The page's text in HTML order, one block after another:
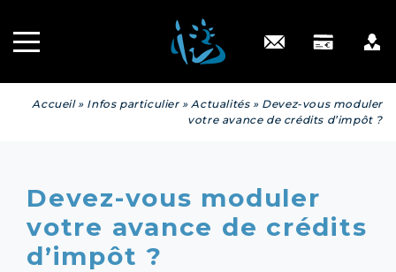
Engagé RSE
Contact
Accueil» Infos particulier»Actualités» Devez-vous moduler
votre avance de crédits d’impôt ?
Devez-vous moduler
votre avance de crédits
d’impôt ?